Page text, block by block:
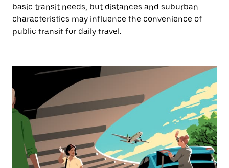
basic transit needs, but distances and suburban
characteristics may influence the convenience of
public transit for daily travel.